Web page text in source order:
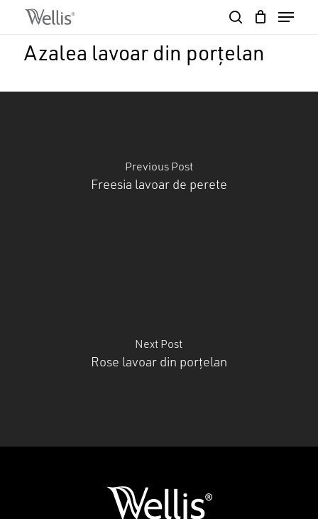
content
Menu
Azalea lavoar din porțelan
Previous Post
Freesia lavoar de perete
Next Post
Rose lavoar din porțelan